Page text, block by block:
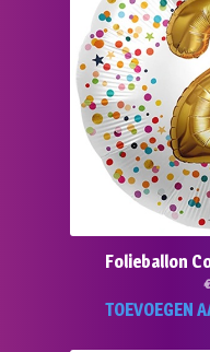
Folieballon
TOEVOEGEN